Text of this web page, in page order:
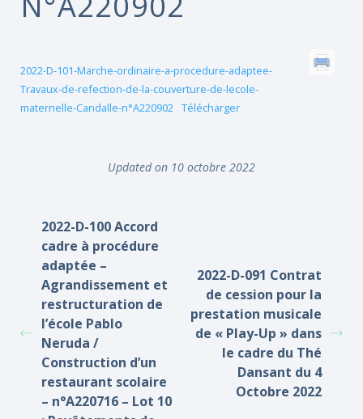
2022-D-101-Marche-ordinaire-a-procedure-adaptee-
Travaux-de-refection-de-la-couverture-de-lecole-
maternelle-Candalle-n°A220902 Télécharger
Updated on 10 octobre 2022
2022-D-100 Accord
cadre à procédure
adaptée –
Agrandissement et
restructuration de
l’école Pablo
Neruda /
Construction d’un
restaurant scolaire
– n°A220716 – Lot 10
2022-D-091 Contrat
de cession pour la
prestation musicale
de « Play-Up » dans
le cadre du Thé
Dansant du 4
Octobre 2022